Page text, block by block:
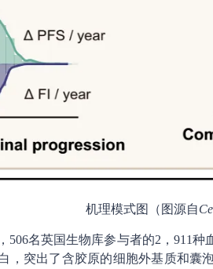
机理模式图（图源自
506名英国生物库参与者的2，911
，突出了含胶原的细胞外基质和囊